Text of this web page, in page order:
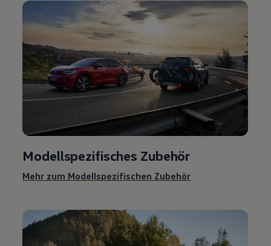
Modellspezifisches Zubehör
Mehr zum Modellspezifischen Zubehör